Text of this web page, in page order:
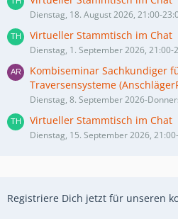
Dienstag, 18. August 2026, 21:00-
Virtueller Stammtisch im Chat
Dienstag, 1. September 2026, 21:00-
Kombiseminar Sachkundiger
Traversensysteme
Dienstag, 8. September 2026-
Virtueller Stammtisch im Chat
Dienstag, 15. September 2026,
Registriere Dich jetzt für unseren